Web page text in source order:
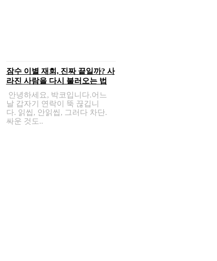
잠수 이별 재회, 진짜 끝일까? 사
라진 사람을 다시 불러오는 법
안녕하세요, 박코입니다.어느
날 갑자기 연락이 뚝 끊깁니
다. 읽씹, 안읽씹, 그러다 차단.
싸운 것도..